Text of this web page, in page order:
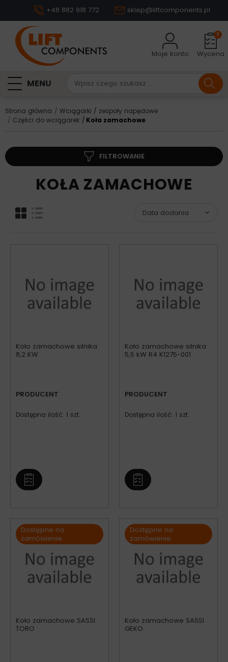
+48 882 918 772 sklep@liftcomponents.pl
Moje konto Wycena
0
MENU
Strona główna
Wciągarki / zespoły napędowe
Części do wciągarek
Koła zamachowe
FILTROWANIE
KOŁA ZAMACHOWE
Koło zamachowe silnika
8,2 KW
PRODUCENT
Dostępna ilość: 1 szt.
Koło zamachowe silnika
5,5 kW R4 K1275-001
PRODUCENT
Dostępna ilość: 1 szt.
Dostępne na
zamówienie
Koło zamachowe SASSI
TORO
Dostępne na
zamówienie
Koło zamachowe SASSI
GEKO